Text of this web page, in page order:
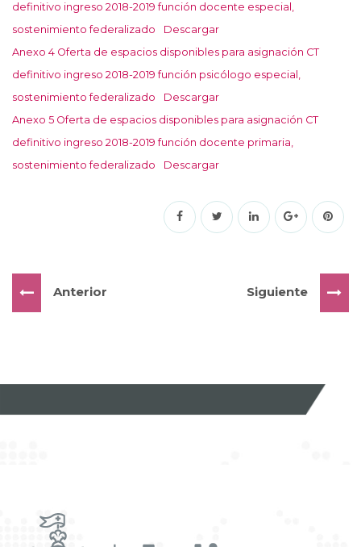
definitivo ingreso 2018-2019 función docente especial,
sostenimiento federalizado
Descargar
Anexo 4 Oferta de espacios disponibles para asignación CT
definitivo ingreso 2018-2019 función psicólogo especial,
sostenimiento federalizado
Descargar
Anexo 5 Oferta de espacios disponibles para asignación CT
definitivo ingreso 2018-2019 función docente primaria,
sostenimiento federalizado
Descargar
Anterior Siguiente